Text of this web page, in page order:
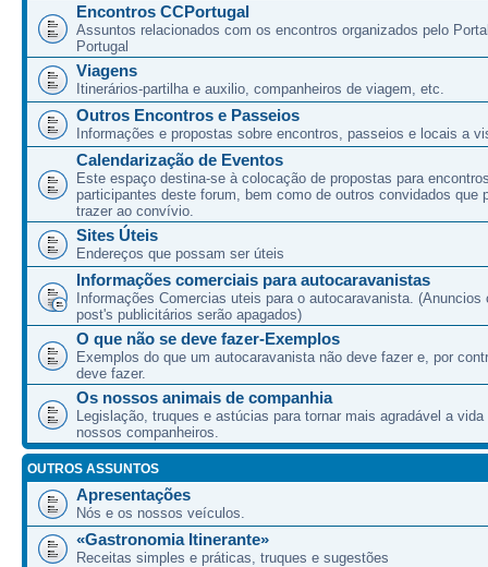
Encontros CCPortugal
Assuntos relacionados com os encontros organizados pelo
Portugal
Viagens
Itinerários-partilha e auxilio, companheiros de viagem, etc.
Outros Encontros e Passeios
Informações e propostas sobre encontros, passeios e locais a
Calendarização de Eventos
Este espaço destina-se à colocação de propostas para
participantes deste forum, bem como de outros convidados que
trazer ao convívio.
Sites Úteis
Endereços que possam ser úteis
Informações comerciais para autocaravanistas
Informações Comercias uteis para o autocaravanista. (Anuncios
post's publicitários serão apagados)
O que não se deve fazer-Exemplos
Exemplos do que um autocaravanista não deve fazer e, por
deve fazer.
Os nossos animais de companhia
Legislação, truques e astúcias para tornar mais agradável a vida
nossos companheiros.
OUTROS ASSUNTOS
Apresentações
Nós e os nossos veículos.
«Gastronomia Itinerante»
Receitas simples e práticas, truques e sugestões